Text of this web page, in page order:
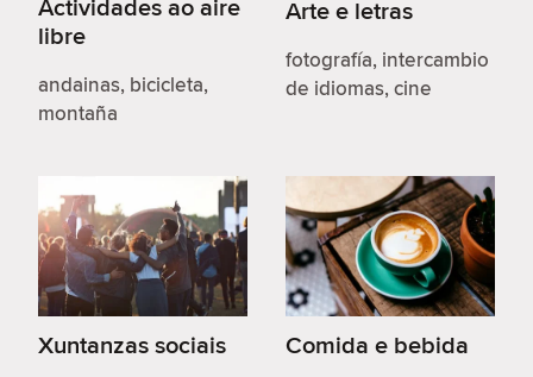
Actividades ao aire
libre
andainas, bicicleta,
montaña
Arte e letras
fotografía, intercambio
de idiomas, cine
Xuntanzas sociais Comida e bebida